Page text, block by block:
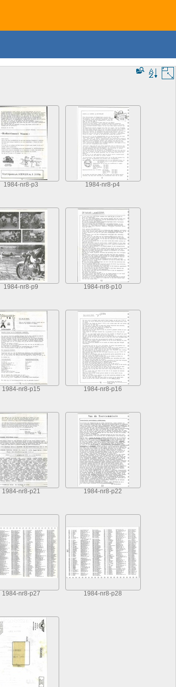
1984-nr8-p3 1984-nr8-p4
1984-nr8-p9 1984-nr8-p10
1984-nr8-p15 1984-nr8-p16
1984-nr8-p21 1984-nr8-p22
1984-nr8-p27 1984-nr8-p28